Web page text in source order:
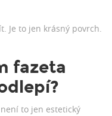
Je to jen krásný povrch.
fazeta
to jen estetický